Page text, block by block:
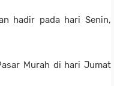
hadir pada hari Senin,
Murah di hari Jumat